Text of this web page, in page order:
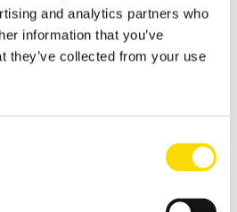
and analytics partners who
information that you’ve
they’ve collected from your use
alternativos
para la descarga de impurezas de los
madera y madera nueva